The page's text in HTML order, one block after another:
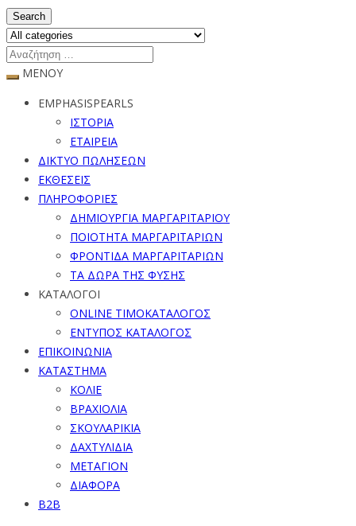
Search
ΜΕΝΟΥ
EMPHASISPEARLS
ΙΣΤΟΡΙΑ
ΕΤΑΙΡΕΙΑ
ΔΙΚΤΥΟ ΠΩΛΗΣΕΩΝ
ΕΚΘΕΣΕΙΣ
ΠΛΗΡΟΦΟΡΙΕΣ
ΔΗΜΙΟΥΡΓΙΑ ΜΑΡΓΑΡΙΤΑΡΙΟΥ
ΠΟΙΟΤΗΤΑ ΜΑΡΓΑΡΙΤΑΡΙΩΝ
ΦΡΟΝΤΙΔΑ ΜΑΡΓΑΡΙΤΑΡΙΩΝ
ΤΑ ΔΩΡΑ ΤΗΣ ΦΥΣΗΣ
ΚΑΤΑΛΟΓΟΙ
ONLINE ΤΙΜΟΚΑΤΑΛΟΓΟΣ
ΕΝΤΥΠΟΣ ΚΑΤΑΛΟΓΟΣ
ΕΠΙΚΟΙΝΩΝΙΑ
ΚΑΤΑΣΤΗΜΑ
ΚΟΛΙΕ
ΒΡΑΧΙΟΛΙΑ
ΣΚΟΥΛΑΡΙΚΙΑ
ΔΑΧΤΥΛΙΔΙΑ
ΜΕΤΑΓΙΟΝ
ΔΙΑΦΟΡΑ
B2B